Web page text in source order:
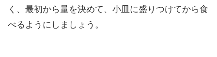
く、最初から量を決めて、小皿に盛りつけてから食
べるようにしましょう。